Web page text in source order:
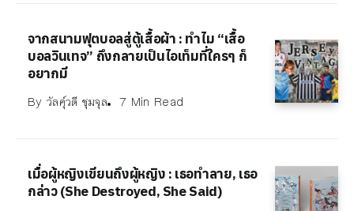
จากสนามฟุตบอลสู่ตู้เสื้อผ้า : ทำไม “เสื้อ
บอลวินเทจ” ถึงกลายเป็นไอเท็มที่ใครๆ ก็
อยากมี
By วัลคุ์วดี ชุมจุล 7 Min Read
เมื่อผู้หญิงเขียนถึงผู้หญิง : เธอทำลาย, เธอ
กล่าว (She Destroyed, She Said)